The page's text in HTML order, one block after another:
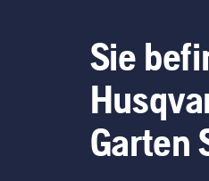
Sie
Garten